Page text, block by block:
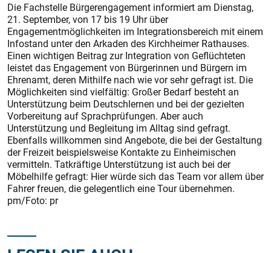
Die Fachstelle Bürgerengagement informiert am Dienstag,
21. September, von 17 bis 19 Uhr über
Engagementmöglichkeiten im Integrationsbereich mit einem
Infostand unter den Arkaden des Kirchheimer Rathauses.
Einen wichtigen Beitrag zur Integration von Geflüchteten
leistet das Engagement von Bürgerinnen und Bürgern im
Ehrenamt, deren Mithilfe nach wie vor sehr gefragt ist. Die
Möglichkeiten sind vielfältig: Großer Bedarf besteht an
Unterstützung beim Deutschlernen und bei der gezielten
Vorbereitung auf Sprachprüfungen. Aber auch
Unterstützung und Begleitung im Alltag sind gefragt.
Ebenfalls willkommen sind Angebote, die bei der Gestaltung
der Freizeit beispielsweise Kontakte zu Einheimischen
vermitteln. Tatkräftige Unterstützung ist auch bei der
Möbelhilfe gefragt: Hier würde sich das Team vor allem über
Fahrer freuen, die gelegentlich eine Tour übernehmen.
pm/Foto: pr